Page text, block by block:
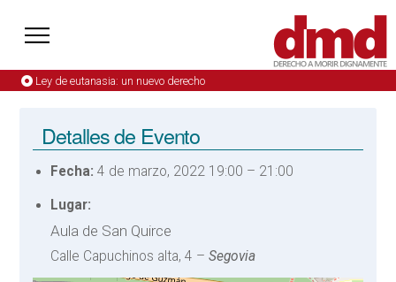
Ley de eutanasia: un nuevo derecho
Detalles de Evento
Fecha: 4 de marzo, 2022 19:00 – 21:00
Lugar:
Aula de San Quirce
Calle Capuchinos alta, 4 –Segovia